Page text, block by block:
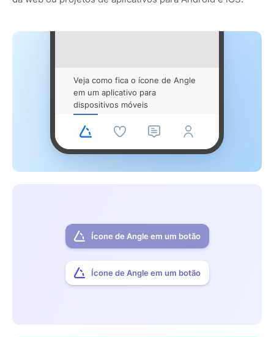
Veja como fica o ícone de Angle
em um aplicativo para
dispositivos móveis
Ícone de Angle em um botão
Ícone de Angle em um botão